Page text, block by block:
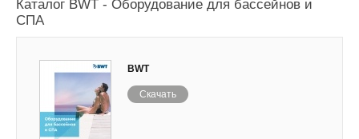
Каталог BWT - Оборудование для бассейнов и
СПА
BWT
Скачать